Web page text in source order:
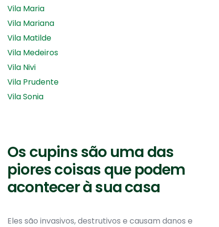
Vila Maria
Vila Mariana
Vila Matilde
Vila Medeiros
Vila Nivi
Vila Prudente
Vila Sonia
Os cupins são uma das
piores coisas que podem
acontecer à sua casa
Eles são invasivos, destrutivos e causam danos e